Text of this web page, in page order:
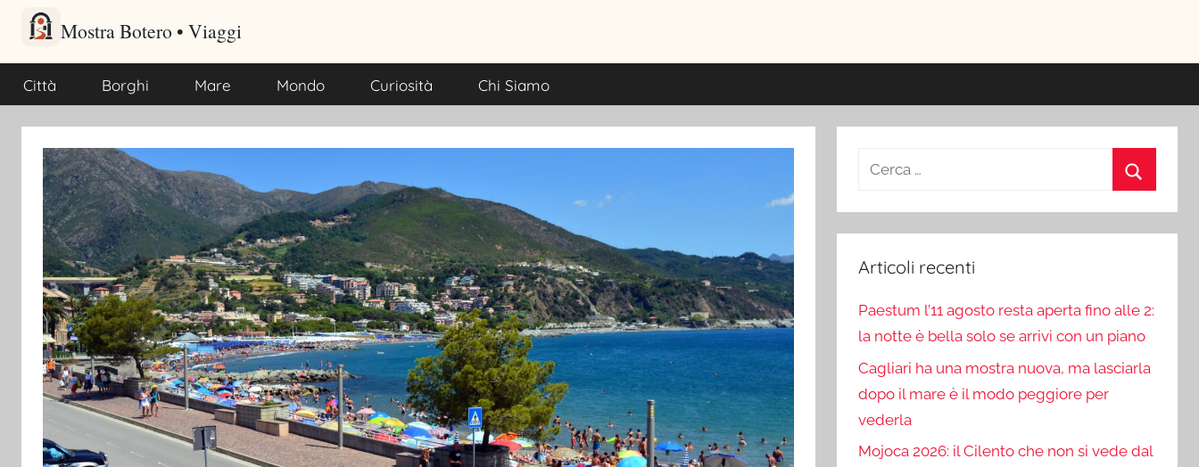
Salta
contenuto
Mostra Botero – Viaggi culturali e itinerari turistici
Viaggi culturali e itinerari turistici per gli amanti dei viaggi
Città Borghi Mare Mondo Curiosità Chi Siamo
Ricerca
Articoli recenti
Paestum l’11 agosto resta aperta fino alle 2:
la notte è bella solo se arrivi con un piano
Cagliari ha una mostra nuova, ma lasciarla
dopo il mare è il modo peggiore per
vederla
Mojoca 2026: il Cilento che non si vede dal